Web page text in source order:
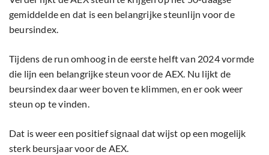
gemiddelde en dat is een belangrijke steunlijn voor de
beursindex.
Tijdens de run omhoog in de eerste helft van 2024 vormde
die lijn een belangrijke steun voor de AEX. Nu lijkt de
beursindex daar weer boven te klimmen, en er ook weer
steun op te vinden.
Dat is weer een positief signaal dat wijst op een mogelijk
sterk beursjaar voor de AEX.